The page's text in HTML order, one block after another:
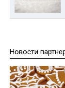
Новости